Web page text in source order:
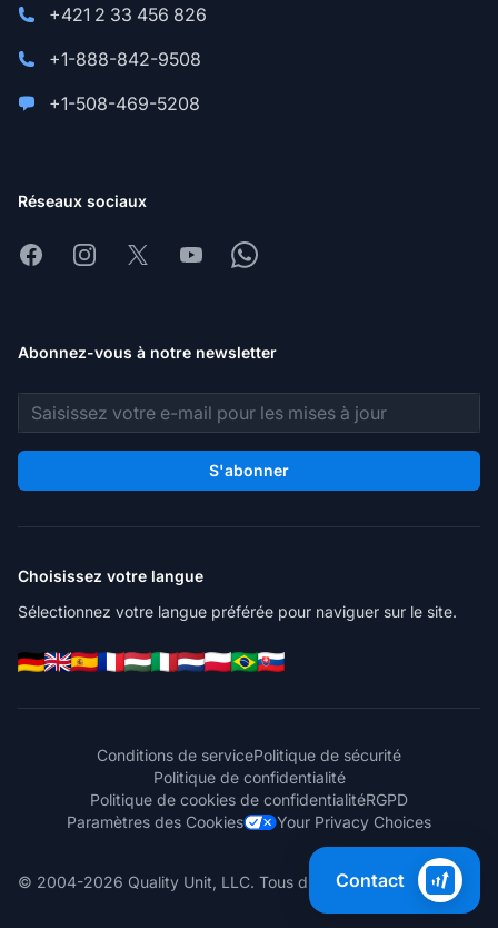
+421 2 33 456 826
+1-888-842-9508
+1-508-469-5208
Réseaux sociaux
FacebookInstagram
X YoutubeWhatsapp
Abonnez-vous à notre newsletter
Adresse e-mail
S'abonner
Choisissez votre langue
Sélectionnez votre langue préférée pour naviguer sur le site.
Conditions de servicePolitique de sécurité
Politique de confidentialité
Politique de cookies de confidentialitéRGPD
Paramètres des Cookies
Your Privacy Choices
© 2004-2026 Quality Unit, LLC. Tous droits réservés.
Contact